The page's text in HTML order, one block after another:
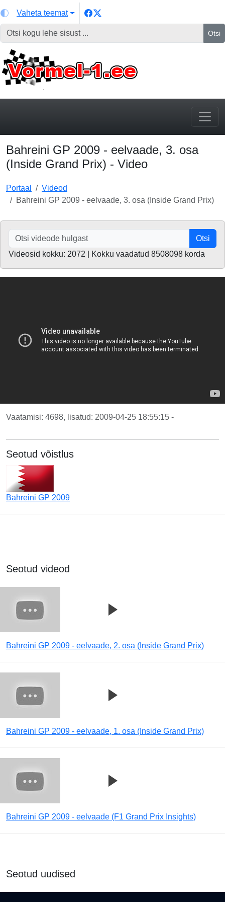
Vaheta teemat
Otsi
Bahreini GP 2009 - eelvaade, 3. osa
(Inside Grand Prix) - Video
Portaal
Videod
Bahreini GP 2009 - eelvaade, 3. osa (Inside Grand Prix)
Otsi
Videosid kokku: 2072 | Kokku vaadatud 8508098 korda
Vaatamisi: 4698, lisatud: 2009-04-25 18:55:15 -
Seotud võistlus
Bahreini GP 2009
Seotud videod
Bahreini GP 2009 - eelvaade, 2. osa (Inside Grand Prix)
Bahreini GP 2009 - eelvaade, 1. osa (Inside Grand Prix)
Bahreini GP 2009 - eelvaade (F1 Grand Prix Insights)
Seotud uudised